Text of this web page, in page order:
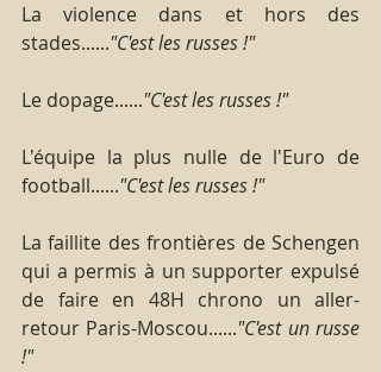
La violence dans et hors des
stades......"C'est les russes !"
Le dopage......"C'est les russes !"
L'équipe la plus nulle de l'Euro de
football......"C'est les russes !"
La faillite des frontières de Schengen
qui a permis à un supporter expulsé
de faire en 48H chrono un aller-
retour Paris-Moscou......"C'est un russe
!"